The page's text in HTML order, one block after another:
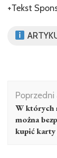
+Tekst
wpisu
Poprzedni
W których
można
kupić